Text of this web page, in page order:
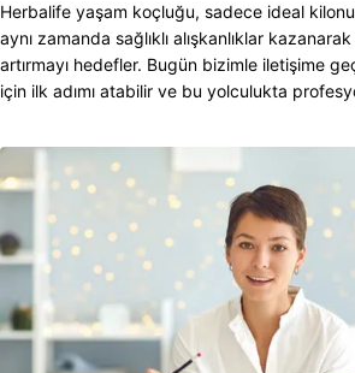
Herbalife yaşam koçluğu, sadece ideal
aynı zamanda sağlıklı alışkanlıklar
artırmayı hedefler. Bugün bizimle iletişime
için ilk adımı atabilir ve bu yolculukta